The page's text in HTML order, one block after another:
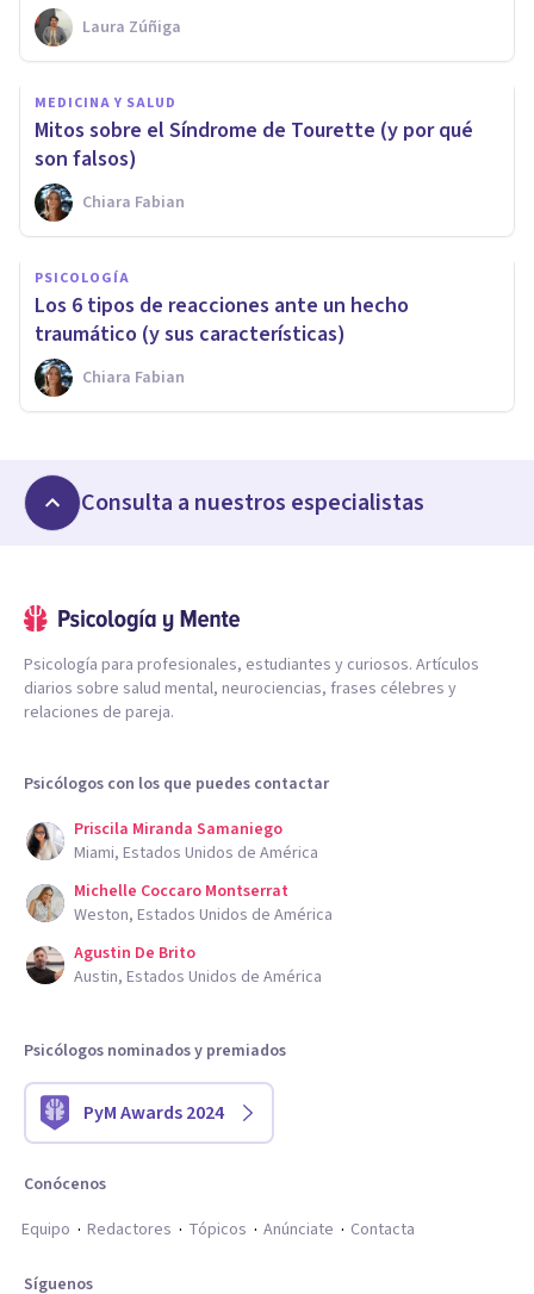
Laura Zúñiga
MEDICINA Y SALUD
Mitos sobre el Síndrome de Tourette (y por qué
son falsos)
Chiara Fabian
PSICOLOGÍA
Los 6 tipos de reacciones ante un hecho
traumático (y sus características)
Chiara Fabian
Consulta a nuestros especialistas
Psicología para profesionales, estudiantes y curiosos. Artículos
diarios sobre salud mental, neurociencias, frases célebres y
relaciones de pareja.
Psicólogos con los que puedes contactar
Priscila Miranda Samaniego
Miami, Estados Unidos de América
Michelle Coccaro Montserrat
Weston, Estados Unidos de América
Agustin De Brito
Austin, Estados Unidos de América
Psicólogos nominados y premiados
PyM Awards 2024
Conócenos
Equipo
Redactores Tópicos Anúnciate Contacta
Síguenos